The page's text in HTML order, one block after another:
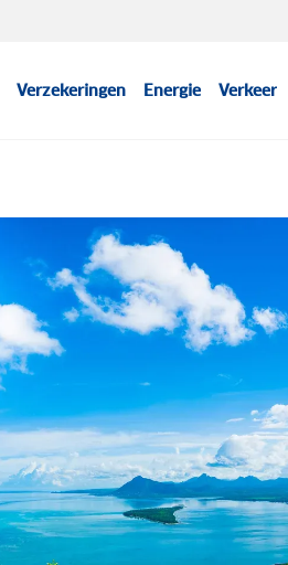
Verzekeringen Energie Verkeer